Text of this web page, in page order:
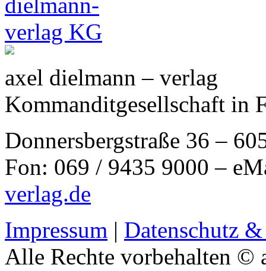
axel dielmann – verlag
Kommanditgesellschaft in
Donnersbergstraße 36 –
Fon: 069 / 9435 9000 –
verlag.de
Impressum | Datenschutz
Alle Rechte vorbehalten ©